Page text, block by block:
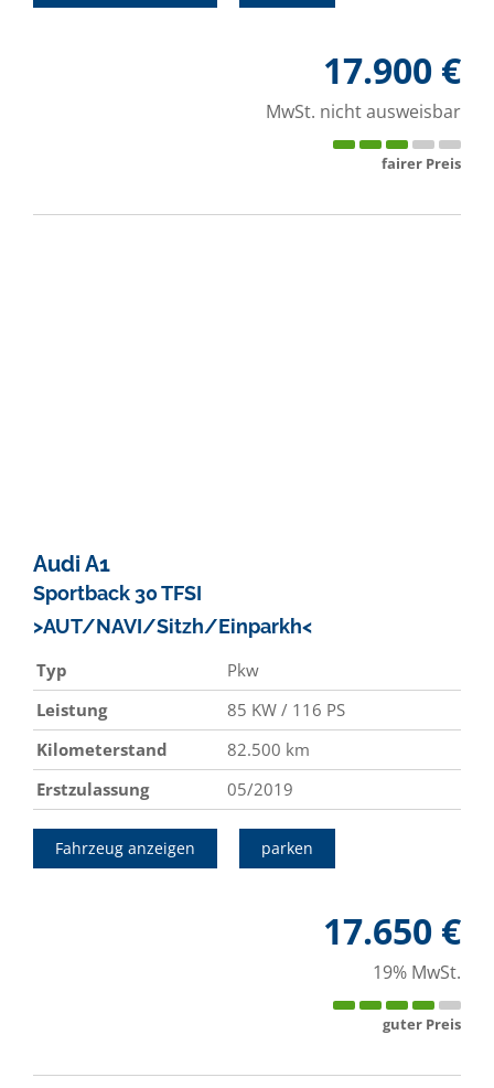
17.900 €
MwSt. nicht ausweisbar
fairer Preis
Audi A1
Sportback 30 TFSI
>AUT/NAVI/Sitzh/Einparkh<
Typ
Pkw
Leistung
85 KW / 116 PS
Kilometerstand
82.500 km
Erstzulassung
05/2019
Fahrzeug anzeigen parken
17.650 €
19% MwSt.
guter Preis